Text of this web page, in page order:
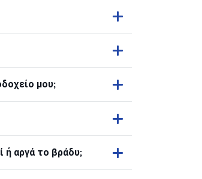
μου;
ή αργά το βράδυ;